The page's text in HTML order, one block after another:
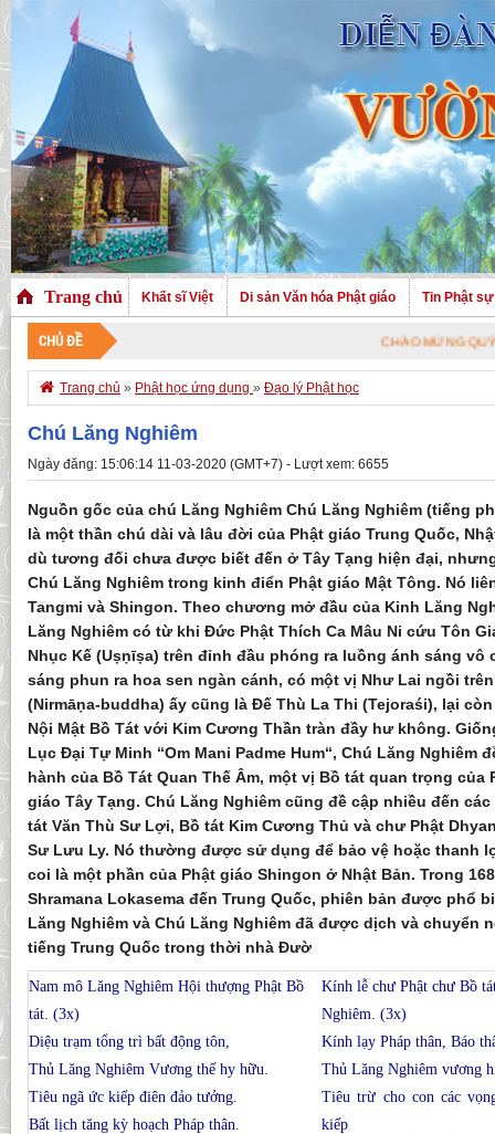
Trang chủ Khất sĩ Việt Di sản Văn hóa Phật giáo Tin Phật sự
CHỦ ĐỀ CHÀO MỪNG QUÝ VỊ
 Trang chủ » Phật học ứng dụng » Đạo lý Phật học
Chú Lăng Nghiêm
Ngày đăng: 15:06:14 11-03-2020 (GMT+7) - Lượt xem: 6655
Nguồn gốc của chú Lăng Nghiêm Chú Lăng Nghiêm (tiếng
là một thần chú dài và lâu đời của Phật giáo Trung Quốc,
dù tương đối chưa được biết đến ở Tây Tạng hiện đại,
Chú Lăng Nghiêm trong kinh điển Phật giáo Mật Tông. Nó
Tangmi và Shingon. Theo chương mở đầu của Kinh Lăng
Lăng Nghiêm có từ khi Đức Phật Thích Ca Mâu Ni cứu Tôn
Nhục Kế (Uṣṇīṣa) trên đỉnh đầu phóng ra luồng ánh sáng vô
sáng phun ra hoa sen ngàn cánh, có một vị Như Lai ngồi
(Nirmāṇa-buddha) ấy cũng là Đế Thù La Thi (Tejoraśi), lại
Nội Mật Bồ Tát với Kim Cương Thần tràn đầy hư không.
Lục Đại Tự Minh “Om Mani Padme Hum“, Chú Lăng Nghiêm
hành của Bồ Tát Quan Thế Âm, một vị Bồ tát quan trọng của
giáo Tây Tạng. Chú Lăng Nghiêm cũng đề cập nhiều đến
tát Văn Thù Sư Lợi, Bồ tát Kim Cương Thủ và chư Phật
Sư Lưu Ly. Nó thường được sử dụng để bảo vệ hoặc thanh
coi là một phần của Phật giáo Shingon ở Nhật Bản. Trong
Shramana Lokasema đến Trung Quốc, phiên bản được phổ
Lăng Nghiêm và Chú Lăng Nghiêm đã được dịch và chuyển
tiếng Trung Quốc trong thời nhà Đườ
Nam mô Lăng Nghiêm Hội thượng Phật Bồ
tát. (3x)
Kính lễ chư Phật chư Bồ
Nghiêm. (3x)
Diệu trạm tổng trì bất động tôn,
Thủ Lăng Nghiêm Vương thế hy hữu.
Tiêu ngã ức kiếp điên đảo tưởng.
Bất lịch tăng kỳ hoạch Pháp thân.
Kính lạy Pháp thân, Báo
Thủ Lăng Nghiêm vương
Tiêu trừ cho con các
kiếp